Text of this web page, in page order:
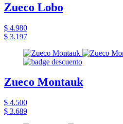
Zueco Lobo
$ 4.980
$ 3.197
Zueco Montauk
$ 4.500
$ 3.689